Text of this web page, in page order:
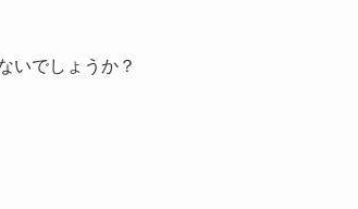
いでしょうか？